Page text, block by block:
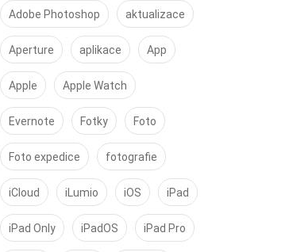
Adobe Photoshop aktualizace
Aperture aplikace App
Apple Apple Watch
Evernote Fotky Foto
Foto expedice fotografie
iCloud iLumio iOS iPad
iPad Only iPadOS iPad Pro